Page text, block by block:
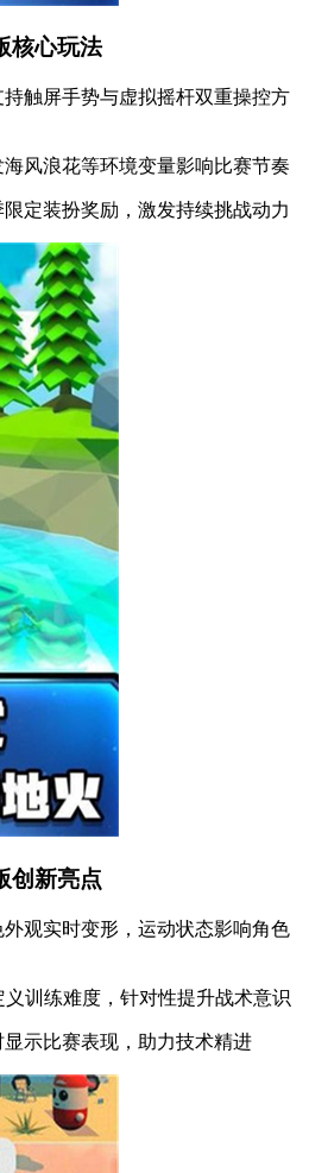
核心玩法
触屏手势与虚拟摇杆双重操控方
风浪花等环境变量影响比赛节奏
定装扮奖励，激发持续挑战动力
创新亮点
观实时变形，运动状态影响角色
训练难度，针对性提升战术意识
示比赛表现，助力技术精进